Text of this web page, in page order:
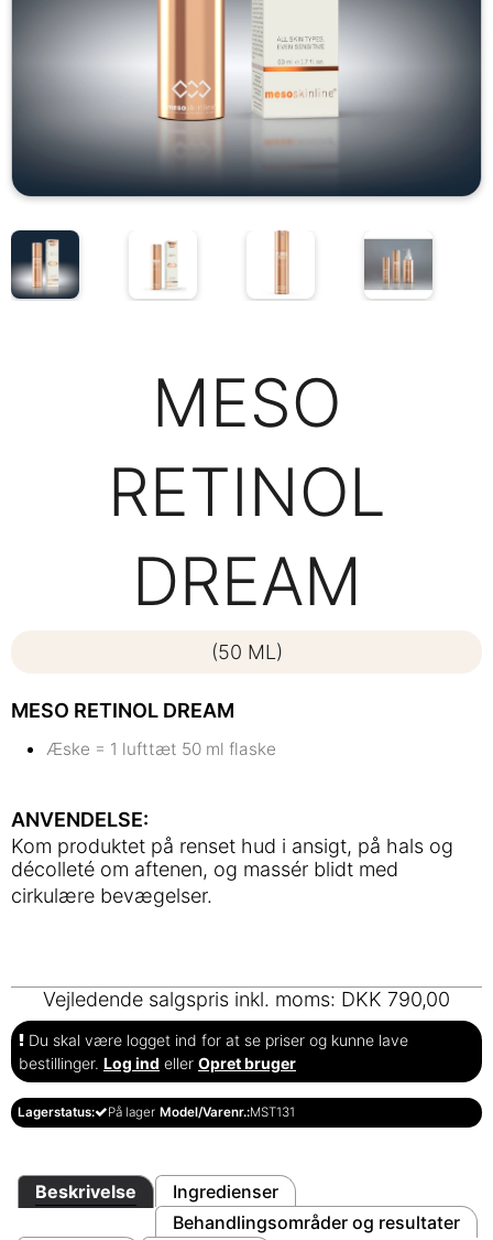
MESO
RETINOL
DREAM
(50 ML)
MESO RETINOL DREAM
Æske = 1 lufttæt 50 ml flaske
ANVENDELSE:
Kom produktet på renset hud i ansigt, på hals og
décolleté om aftenen, og massér blidt med
cirkulære bevægelser.
Vejledende salgspris inkl. moms: DKK 790,00
Du skal være logget ind for at se priser og kunne lave
bestillinger. Log ind eller Opret bruger
Lagerstatus: På lager Model/Varenr.:MST131
Beskrivelse
Ingredienser
Behandlingsområder og resultater